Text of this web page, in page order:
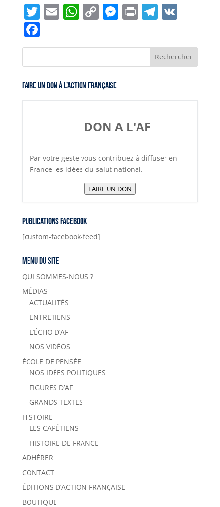
Twitter
EmailWhatsApp
CopyMessenger
Print VK
Facebook
Faire un don à l’Action Française
DON A L'AF
Par votre geste vous contribuez à diffuser en
France les idées du salut national.
FAIRE UN DON
Publications Facebook
[custom-facebook-feed]
Menu du site
QUI SOMMES-NOUS ?
MÉDIAS
ACTUALITÉS
ENTRETIENS
L’ÉCHO D’AF
NOS VIDÉOS
ÉCOLE DE PENSÉE
NOS IDÉES POLITIQUES
FIGURES D’AF
GRANDS TEXTES
HISTOIRE
LES CAPÉTIENS
HISTOIRE DE FRANCE
ADHÉRER
CONTACT
ÉDITIONS D’ACTION FRANÇAISE
BOUTIQUE